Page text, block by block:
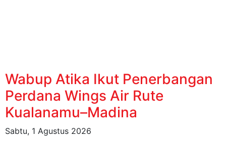
Wabup Atika Ikut Penerbangan
Perdana Wings Air Rute
Kualanamu–Madina
Sabtu, 1 Agustus 2026